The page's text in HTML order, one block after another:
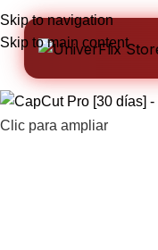
Skip to navigation
Skip to main content
Clic para ampliar